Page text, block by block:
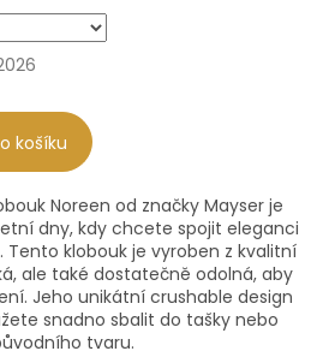
košíku
Noreen od značky Mayser je
dny, kdy chcete spojit eleganci
klobouk je vyroben z kvalitní
ale také dostatečně odolná, aby
Jeho unikátní crushable design
snadno sbalit do tašky nebo
tvaru.